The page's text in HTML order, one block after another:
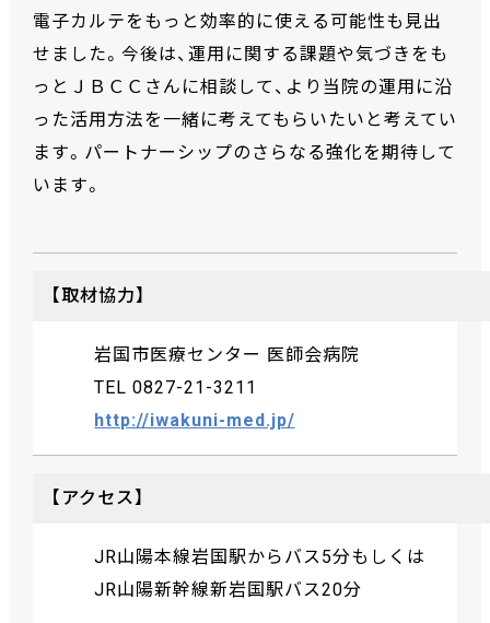
電子カルテをもっと効率的に使える可能性も見出
せました。今後は、運用に関する課題や気づきをも
っとＪＢＣＣさんに相談して、より当院の運用に沿
った活用方法を一緒に考えてもらいたいと考えてい
ます。パートナーシップのさらなる強化を期待して
います。
【取材協力】
岩国市医療センター 医師会病院
TEL 0827-21-3211
http://iwakuni-med.jp/
【アクセス】
JR山陽本線岩国駅からバス5分もしくは
JR山陽新幹線新岩国駅バス20分